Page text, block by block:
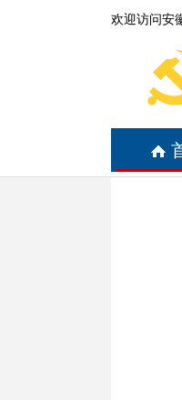
欢迎访问安